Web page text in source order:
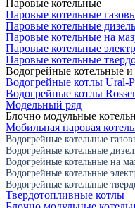
Паровые котельные
Паровые котельные
Паровые котельные
Паровые котельные на
Паровые котельные
Паровые котельные
Водогрейные котельные
Водогрейные котлы Ural-
Водогрейные котлы
Модельный ряд
Блочно модульные
Мобильная паровая
Водогрейные котельные
Водогрейные котельные
Водогрейные котельные на
Водогрейные котельные
Водогрейные котельные
Твердотопливные котлы